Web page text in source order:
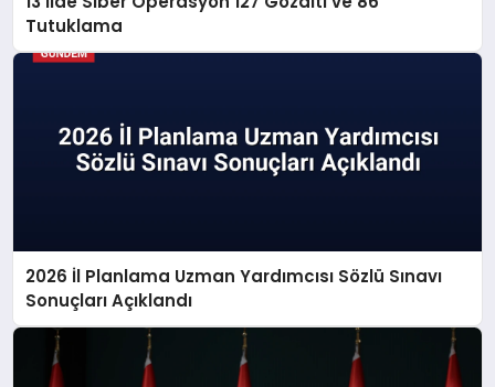
Tutuklama
2026 İl Planlama Uzman Yardımcısı Sözlü Sınavı
Sonuçları Açıklandı